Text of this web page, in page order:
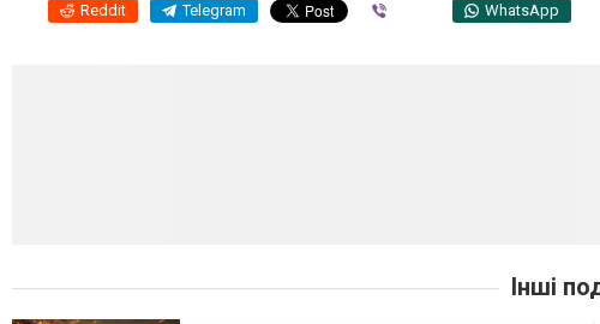
Reddit Telegram WhatsApp
Інші